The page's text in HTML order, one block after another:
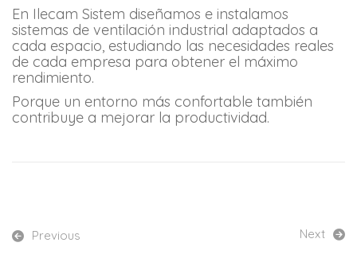
En Ilecam Sistem diseñamos e instalamos
sistemas de ventilación industrial adaptados a
cada espacio, estudiando las necesidades reales
de cada empresa para obtener el máximo
rendimiento.
Porque un entorno más confortable también
contribuye a mejorar la productividad.
Previous Next